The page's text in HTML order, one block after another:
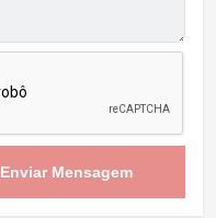
Enviar Mensagem